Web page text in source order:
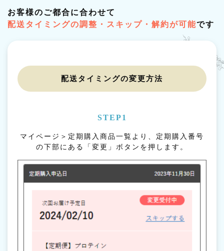
お客様のご都合に合わせて
配送タイミングの調整・スキップ・解約が可能です
配送タイミングの変更方法
STEP1
マイページ＞定期購入商品一覧より、定期購入番号
の下部にある「変更」ボタンを押します。